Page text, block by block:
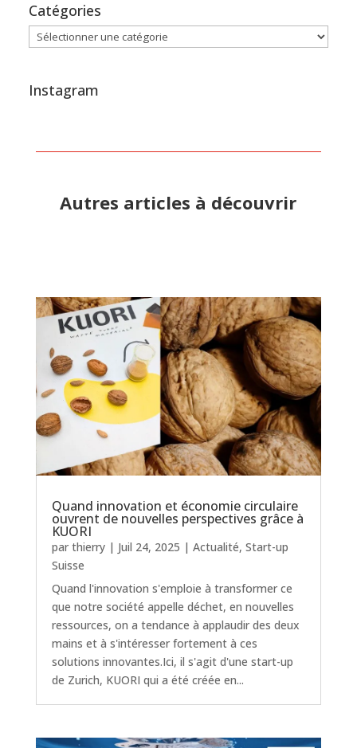
Catégories
Catégories
Instagram
Autres articles à découvrir
Quand innovation et économie circulaire
ouvrent de nouvelles perspectives grâce à
KUORI
par thierry| Juil 24, 2025 | Actualité, Start-up
Suisse
Quand l'innovation s'emploie à transformer ce
que notre société appelle déchet, en nouvelles
ressources, on a tendance à applaudir des deux
mains et à s'intéresser fortement à ces
solutions innovantes.Ici, il s'agit d'une start-up
de Zurich, KUORI qui a été créée en...